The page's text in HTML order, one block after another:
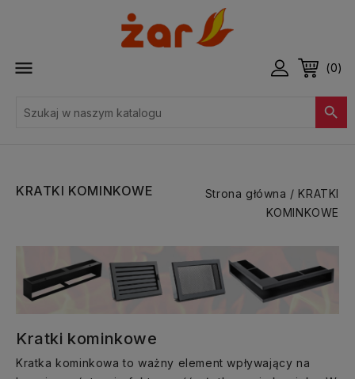
 (0)

KRATKI KOMINKOWE Strona główna
KRATKI
KOMINKOWE
Kratki kominkowe
Kratka kominkowa to ważny element wpływający na